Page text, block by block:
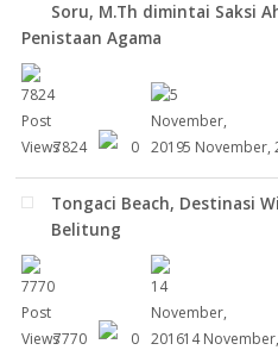
Soru, M.Th dimintai Saksi
Penistaan Agama
7824 0 5 November,
Tongaci Beach, Destinasi
Belitung
7770 0 14